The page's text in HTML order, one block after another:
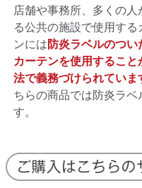
店舗や事務所、多くの人
る公共の施設で使用する
ンには防炎ラベルのつい
カーテンを使用すること
法で義務づけられていま
ちらの商品では防炎ラ
す。